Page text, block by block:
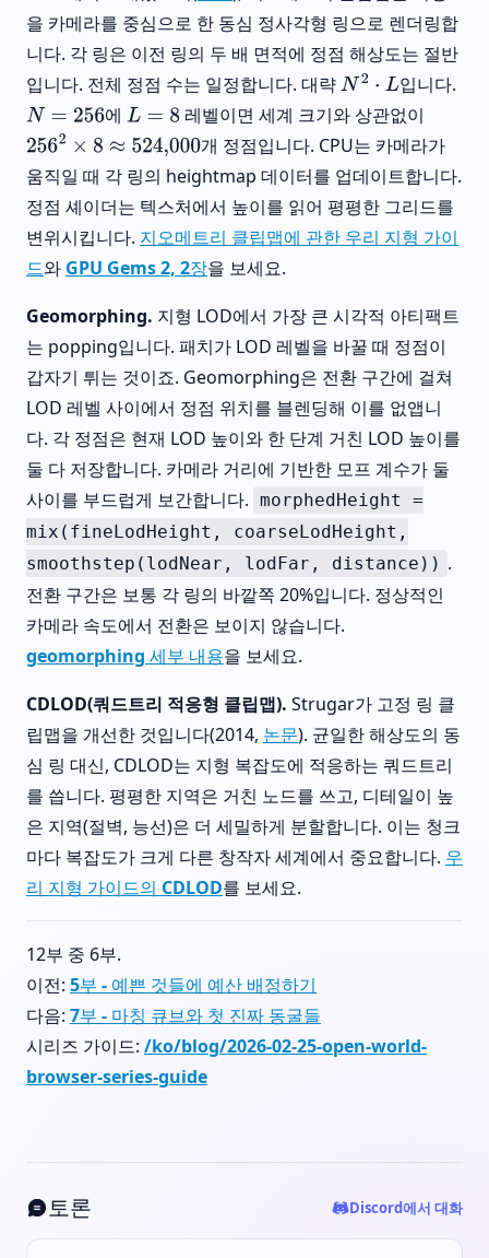
을 카메라를 중심으로 한 동심 정사각형 링으로 렌더링합
니다. 각 링은 이전 링의 두 배 면적에 정점 해상도는 절반
입니다. 전체 정점 수는 일정합니다. 대략N2⋅ L
입니다.
N= 256 에L= 8
레벨이면 세계 크기와 상관없이
2562 ×8 ≈524,000
개 정점입니다. CPU는 카메라가
움직일 때 각 링의 heightmap 데이터를 업데이트합니다.
정점 셰이더는 텍스처에서 높이를 읽어 평평한 그리드를
변위시킵니다. 지오메트리 클립맵에 관한 우리 지형 가이
드와 GPU Gems 2, 2장을 보세요.
Geomorphing. 지형 LOD에서 가장 큰 시각적 아티팩트
는 popping입니다. 패치가 LOD 레벨을 바꿀 때 정점이
갑자기 튀는 것이죠. Geomorphing은 전환 구간에 걸쳐
LOD 레벨 사이에서 정점 위치를 블렌딩해 이를 없앱니
다. 각 정점은 현재 LOD 높이와 한 단계 거친 LOD 높이를
둘 다 저장합니다. 카메라 거리에 기반한 모프 계수가 둘
사이를 부드럽게 보간합니다. morphedHeight =
mix(fineLodHeight, coarseLodHeight,
smoothstep(lodNear, lodFar, distance)) .
전환 구간은 보통 각 링의 바깥쪽 20%입니다. 정상적인
카메라 속도에서 전환은 보이지 않습니다.
geomorphing 세부 내용을 보세요.
CDLOD(쿼드트리 적응형 클립맵). Strugar가 고정 링 클
립맵을 개선한 것입니다(2014, 논문). 균일한 해상도의 동
심 링 대신, CDLOD는 지형 복잡도에 적응하는 쿼드트리
를 씁니다. 평평한 지역은 거친 노드를 쓰고, 디테일이 높
은 지역(절벽, 능선)은 더 세밀하게 분할합니다. 이는 청크
마다 복잡도가 크게 다른 창작자 세계에서 중요합니다. 우
리 지형 가이드의 CDLOD를 보세요.
12부 중 6부.
이전: 5부 - 예쁜 것들에 예산 배정하기
다음: 7부 - 마칭 큐브와 첫 진짜 동굴들
시리즈 가이드: /ko/blog/2026-02-25-open-world-
browser-series-guide
토론 Discord에서 대화